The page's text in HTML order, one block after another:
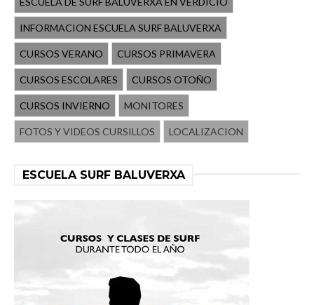
INFORMACION ESCUELA SURF BALUVERXA
CURSOS VERANO CURSOS PRIMAVERA
CURSOS ESCOLARES CURSOS OTOÑO
CURSOS INVIERNO MONITORES
FOTOS Y VIDEOS CURSILLOS LOCALIZACION
ESCUELA SURF BALUVERXA